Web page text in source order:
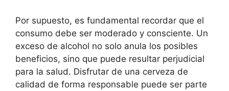
Por supuesto, es fundamental recordar que el
consumo debe ser moderado y consciente. Un
exceso de alcohol no solo anula los posibles
beneficios, sino que puede resultar perjudicial
para la salud. Disfrutar de una cerveza de
calidad de forma responsable puede ser parte